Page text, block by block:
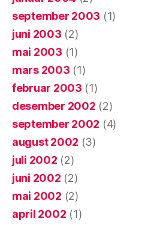
september 2003 (1)
juni 2003 (2)
mai 2003 (1)
mars 2003 (1)
februar 2003 (1)
desember 2002 (2)
september 2002 (4)
august 2002 (3)
juli 2002 (2)
juni 2002 (2)
mai 2002 (2)
april 2002 (1)